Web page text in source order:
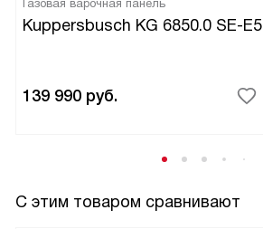
Газовая варочная панель
Kuppersbusch KG 6850.0 SE-E5
139 990 руб.
С этим товаром сравнивают